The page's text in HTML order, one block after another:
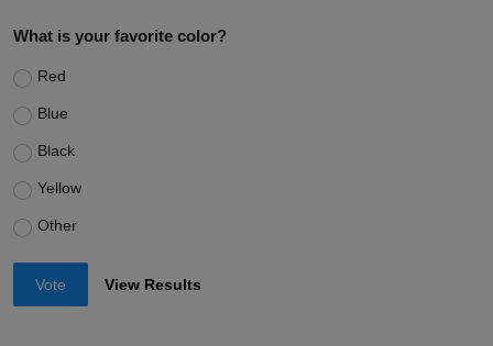
What is your favorite color?
Red
Blue
Black
Yellow
Other
Vote View Results